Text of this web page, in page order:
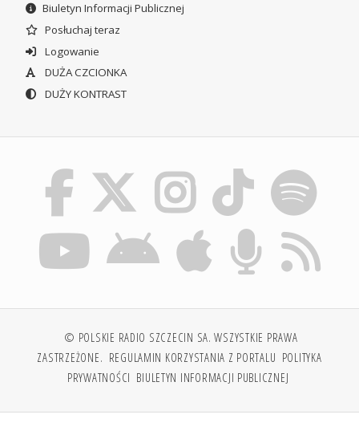
Biuletyn Informacji Publicznej
Posłuchaj teraz
Logowanie
DUŻA CZCIONKA
DUŻY KONTRAST
© POLSKIE RADIO SZCZECIN SA. WSZYSTKIE PRAWA
ZASTRZEŻONE. REGULAMIN KORZYSTANIA Z PORTALU POLITYKA
PRYWATNOŚCI BIULETYN INFORMACJI PUBLICZNEJ